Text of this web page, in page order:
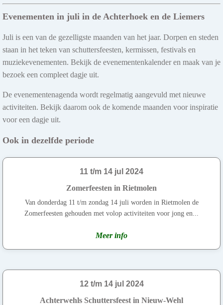
Evenementen in juli in de Achterhoek en de Liemers
Juli is een van de gezelligste maanden van het jaar. Dorpen en steden
staan in het teken van schuttersfeesten, kermissen, festivals en
muziekevenementen. Bekijk de evenementenkalender en maak van je
bezoek een compleet dagje uit.
De evenementenagenda wordt regelmatig aangevuld met nieuwe
activiteiten. Bekijk daarom ook de komende maanden voor inspiratie
voor een dagje uit.
Ook in dezelfde periode
11 t/m 14 jul 2024
Zomerfeesten in Rietmolen
Van donderdag 11 t/m zondag 14 juli worden in Rietmolen de
Zomerfeesten gehouden met volop activiteiten voor jong en...
Meer info
12 t/m 14 jul 2024
Achterwehls Schuttersfeest in Nieuw-Wehl